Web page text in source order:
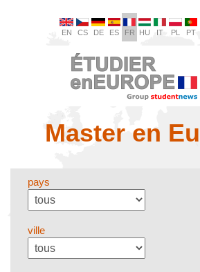
EN CS DE ES FR HU IT PL PT
Master en
pays
ville